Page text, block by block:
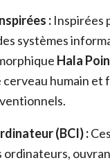
: Inspirées
systèmes
Hala
humain
(BCI) :